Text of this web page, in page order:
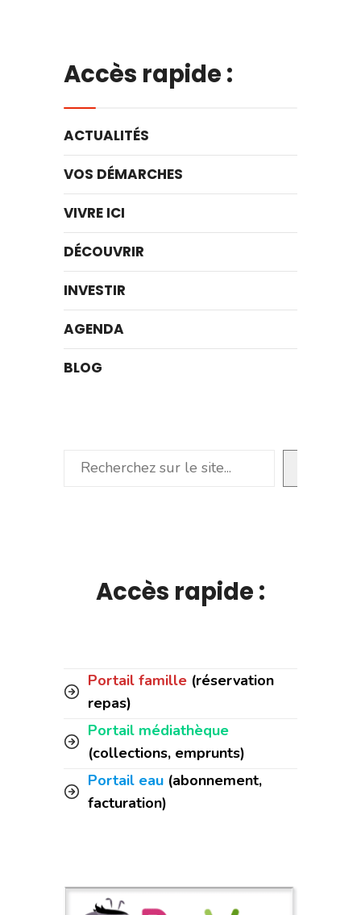
Accès rapide :
ACTUALITÉS
VOS DÉMARCHES
VIVRE ICI
DÉCOUVRIR
INVESTIR
AGENDA
BLOG
Rechercher
Accès rapide :
Portail famille (réservation
repas)
Portail médiathèque
(collections, emprunts)
Portail eau (abonnement,
facturation)